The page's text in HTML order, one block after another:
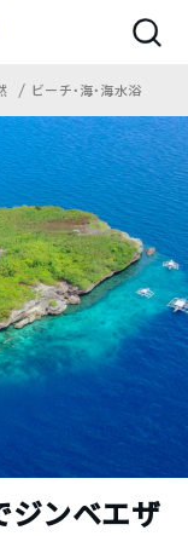
ビーチ・海・海水浴
ジンベエザ